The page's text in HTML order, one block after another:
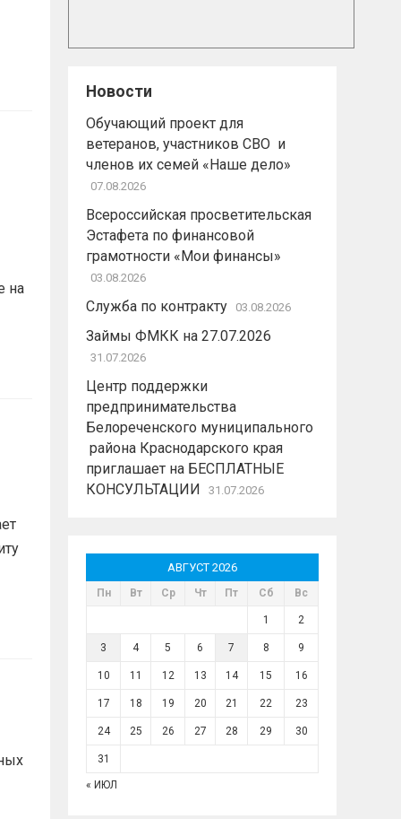
на
Новости
Обучающий проект для
ветеранов, участников СВО и
членов их семей «Наше дело»
07.08.2026
Всероссийская просветительская
Эстафета по финансовой
грамотности «Мои финансы»
03.08.2026
Служба по контракту 03.08.2026
Займы ФМКК на 27.07.2026
31.07.2026
Центр поддержки
предпринимательства
Белореченского муниципального
района Краснодарского края
приглашает на БЕСПЛАТНЫЕ
КОНСУЛЬТАЦИИ
31.07.2026
АВГУСТ 2026
Пн Вт Ср Чт Пт Сб Вс
1 2
3 4 5 6 7 8 9
10 11 12 13 14 15 16
17 18 19 20 21 22 23
24 25 26 27 28 29 30
31
« ИЮЛ